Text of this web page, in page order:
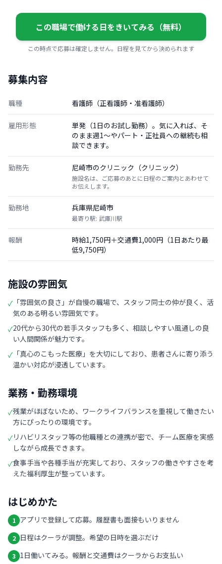
この職場で働ける日をきいてみる（無料）
この時点で応募は確定しません。日程を見てから決められます
募集内容
職種 看護師（正看護師・准看護師）
雇用形態
単発（1日のお試し勤務）。気に入れば、そ
のまま週1〜やパート・正社員への継続も相
談できます。
勤務先 尼崎市のクリニック（クリニック）
施設名は、ご応募のあとに日程のご案内とあわせて
お伝えします。
勤務地 兵庫県尼崎市
最寄り駅: 武庫川駅
報酬
時給1,750円＋交通費1,000円（1日あたり最
低9,750円）
施設の雰囲気
✓ 「雰囲気の良さ」が自慢の職場で、スタッフ同士の仲が良く、活
気のある明るい雰囲気です。
✓20代から30代の若手スタッフも多く、相談しやすい風通しの良
い人間関係が魅力です。
✓ 「真心のこもった医療」を大切にしており、患者さんに寄り添う
温かい対応が浸透しています。
業務・勤務環境
✓残業がほぼないため、ワークライフバランスを重視して働きたい
方にぴったりの環境です。
✓リハビリスタッフ等の他職種との連携が密で、チーム医療を実感
しながら成長できます。
✓食事手当や各種手当が充実しており、スタッフの働きやすさを考
えた福利厚生が整っています。
はじめかた
1 アプリで登録して応募。履歴書も面接もいりません
2 日程はクーラが調整。希望の日時を選ぶだけ
3 1日働いてみる。報酬と交通費はクーラからお支払い